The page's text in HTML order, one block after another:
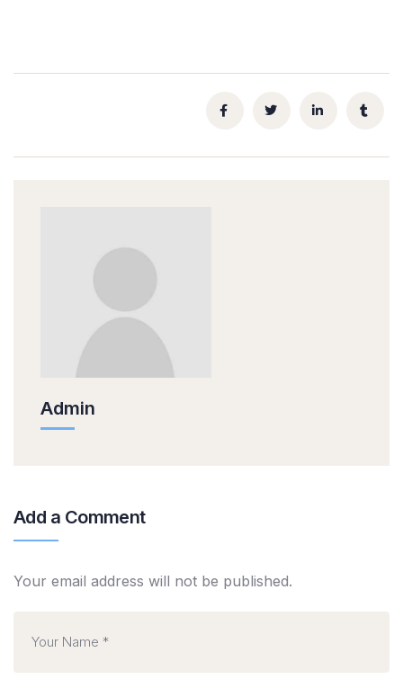
Admin
Add a Comment
Your email address will not be published.